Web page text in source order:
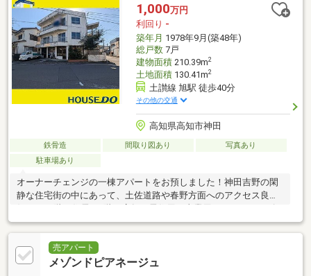
1,000万円
利回り -
築年月 1978年9月(築48年)
総戸数7戸
建物面積210.39m2
土地面積130.41m2
土讃線 旭駅 徒歩40分
その他の交通
高知県高知市神田
鉄骨造 間取り図あり
写真あり
駐車場あり
オーナーチェンジの一棟アパートをお預しました！神田吉野の閑
静な住宅街の中にあって、土佐道路や春野方面へのアクセス良
好！2～3階は住居、1階は店舗と居住用・事業用どちらのニーズ
も満たす構成です！
売アパート
メゾンドピアネージュ